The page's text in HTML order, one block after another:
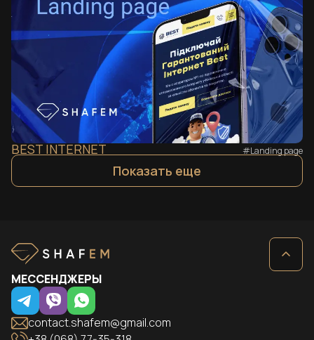
BEST INTERNET #Landing page
Показать еще
МЕССЕНДЖЕРЫ
contact.shafem@gmail.com